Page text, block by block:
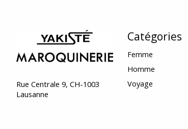
Rue Centrale 9, CH-1003
Lausanne
Catégories
Femme
Homme
Voyage